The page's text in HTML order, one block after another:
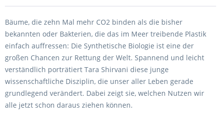
Bäume, die zehn Mal mehr CO2 binden als die bisher
bekannten oder Bakterien, die das im Meer treibende Plastik
einfach auffressen: Die Synthetische Biologie ist eine der
großen Chancen zur Rettung der Welt. Spannend und leicht
verständlich porträtiert Tara Shirvani diese junge
wissenschaftliche Disziplin, die unser aller Leben gerade
grundlegend verändert. Dabei zeigt sie, welchen Nutzen wir
alle jetzt schon daraus ziehen können.